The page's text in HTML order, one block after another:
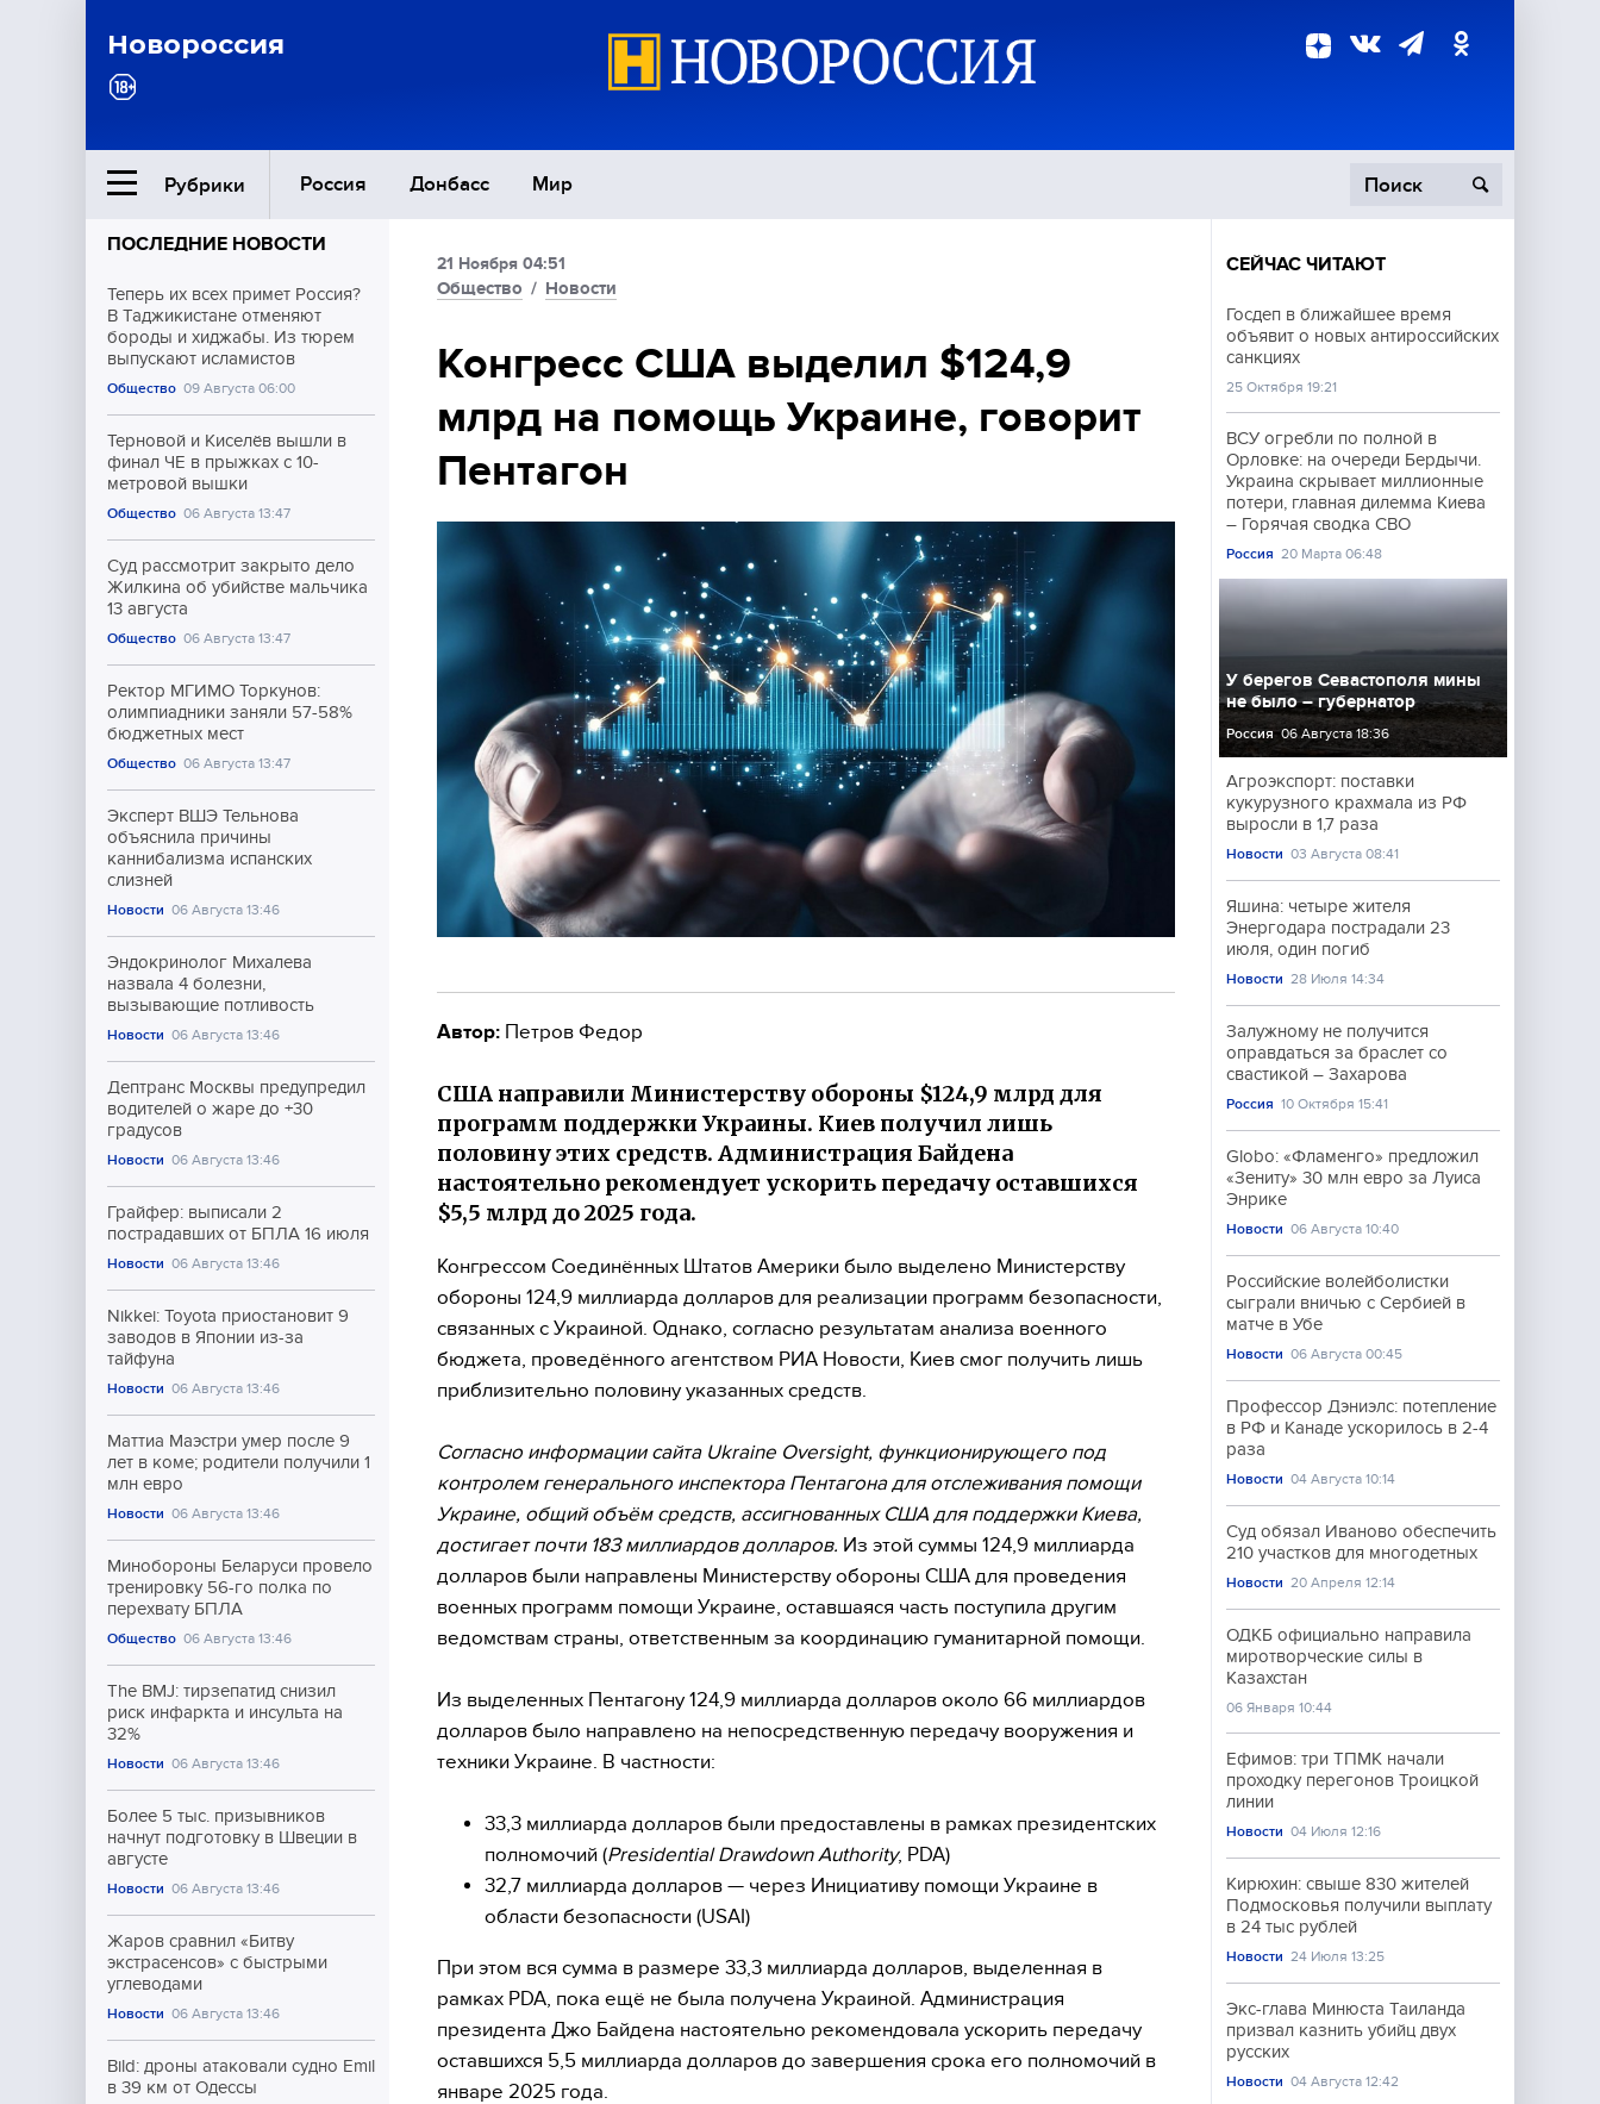
Новороссия
Рубрики Россия Донбасс Мир
Ближний Восток Политика
Общество
Экономика
Происшествия
Культура
Спорт
ПОСЛЕДНИЕ НОВОСТИ
Теперь их всех примет Россия?
В Таджикистане отменяют
бороды и хиджабы. Из тюрем
выпускают исламистов
Общество 09 Августа 06:00
Терновой и Киселёв вышли в
финал ЧЕ в прыжках с 10-
метровой вышки
Общество 06 Августа 13:47
Суд рассмотрит закрыто дело
Жилкина об убийстве мальчика
13 августа
Общество 06 Августа 13:47
Ректор МГИМО Торкунов:
олимпиадники заняли 57-58%
бюджетных мест
Общество 06 Августа 13:47
Эксперт ВШЭ Тельнова
объяснила причины
каннибализма испанских
слизней
Новости 06 Августа 13:46
Эндокринолог Михалева
назвала 4 болезни,
вызывающие потливость
Новости 06 Августа 13:46
Дептранс Москвы предупредил
водителей о жаре до +30
градусов
Новости 06 Августа 13:46
Грайфер: выписали 2
пострадавших от БПЛА 16 июля
Новости 06 Августа 13:46
Nikkei: Toyota приостановит 9
заводов в Японии из-за
тайфуна
Новости 06 Августа 13:46
Маттиа Маэстри умер после 9
лет в коме; родители получили 1
млн евро
Новости 06 Августа 13:46
Минобороны Беларуси провело
тренировку 56-го полка по
перехвату БПЛА
Общество 06 Августа 13:46
The BMJ: тирзепатид снизил
риск инфаркта и инсульта на
32%
Новости 06 Августа 13:46
Более 5 тыс. призывников
начнут подготовку в Швеции в
августе
Новости 06 Августа 13:46
Жаров сравнил «Битву
экстрасенсов» с быстрыми
углеводами
Новости 06 Августа 13:46
Bild: дроны атаковали судно Emil
в 39 км от Одессы
21 Ноября 04:51
Общество / Новости
Конгресс США выделил $124,9
млрд на помощь Украине, говорит
Пентагон
Автор: Петров Федор
США направили Министерству обороны $124,9 млрд для
программ поддержки Украины. Киев получил лишь
половину этих средств. Администрация Байдена
настоятельно рекомендует ускорить передачу оставшихся
$5,5 млрд до 2025 года.
Конгрессом Соединённых Штатов Америки было выделено Министерству
обороны 124,9 миллиарда долларов для реализации программ безопасности,
связанных с Украиной. Однако, согласно результатам анализа военного
бюджета, проведённого агентством РИА Новости, Киев смог получить лишь
приблизительно половину указанных средств.
Согласно информации сайта Ukraine Oversight, функционирующего под
контролем генерального инспектора Пентагона для отслеживания помощи
Украине, общий объём средств, ассигнованных США для поддержки Киева,
достигает почти 183 миллиардов долларов. Из этой суммы 124,9 миллиарда
долларов были направлены Министерству обороны США для проведения
военных программ помощи Украине, оставшаяся часть поступила другим
ведомствам страны, ответственным за координацию гуманитарной помощи.
Из выделенных Пентагону 124,9 миллиарда долларов около 66 миллиардов
долларов было направлено на непосредственную передачу вооружения и
техники Украине. В частности:
33,3 миллиарда долларов были предоставлены в рамках президентских
полномочий (Presidential Drawdown Authority, PDA)
32,7 миллиарда долларов — через Инициативу помощи Украине в
области безопасности (USAI)
При этом вся сумма в размере 33,3 миллиарда долларов, выделенная в
рамках PDA, пока ещё не была получена Украиной. Администрация
президента Джо Байдена настоятельно рекомендовала ускорить передачу
оставшихся 5,5 миллиарда долларов до завершения срока его полномочий в
январе 2025 года.
СЕЙЧАС ЧИТАЮТ
Госдеп в ближайшее время
объявит о новых антироссийских
санкциях
25 Октября 19:21
ВСУ огребли по полной в
Орловке: на очереди Бердычи.
Украина скрывает миллионные
потери, главная дилемма Киева
– Горячая сводка СВО
Россия 20 Марта 06:48
У берегов Севастополя мины
не было – губернатор
Россия 06 Августа 18:36
Агроэкспорт: поставки
кукурузного крахмала из РФ
выросли в 1,7 раза
Новости 03 Августа 08:41
Яшина: четыре жителя
Энергодара пострадали 23
июля, один погиб
Новости 28 Июля 14:34
Залужному не получится
оправдаться за браслет со
свастикой – Захарова
Россия 10 Октября 15:41
Globo: «Фламенго» предложил
«Зениту» 30 млн евро за Луиса
Энрике
Новости 06 Августа 10:40
Российские волейболистки
сыграли вничью с Сербией в
матче в Убе
Новости 06 Августа 00:45
Профессор Дэниэлс: потепление
в РФ и Канаде ускорилось в 2-4
раза
Новости 04 Августа 10:14
Суд обязал Иваново обеспечить
210 участков для многодетных
Новости 20 Апреля 12:14
ОДКБ официально направила
миротворческие силы в
Казахстан
06 Января 10:44
Ефимов: три ТПМК начали
проходку перегонов Троицкой
линии
Новости 04 Июля 12:16
Кирюхин: свыше 830 жителей
Подмосковья получили выплату
в 24 тыс рублей
Новости 24 Июля 13:25
Экс-глава Минюста Таиланда
призвал казнить убийц двух
русских
Новости 04 Августа 12:42